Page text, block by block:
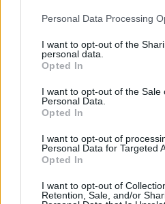
Personal Data Processing
I want to opt-out of the
personal data.
Opted In
I want to opt-out of the Sale
Personal Data.
Opted In
I want to opt-out of
Personal Data for Targeted
Opted In
I want to opt-out of
Retention, Sale, and/or